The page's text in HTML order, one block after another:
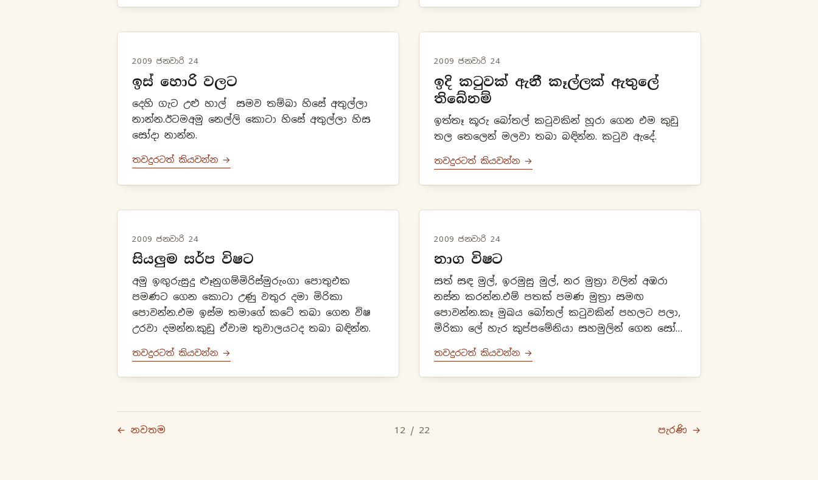
2009 ජනවාරි 24
ඉස් හොරි වලට
දෙහි ගැට උළු හාල් සමව තම්බා හිසේ අතුල්ලා
නාන්න.ඊටමඅමු නෙල්ලි කොටා හිසේ අතුල්ලා හිස
සෝදා නාන්න.
තවදුරටත් කියවන්න →
2009 ජනවාරි 24
ඉදි කටුවක් ඇනී කෑල්ලක් ඇතුලේ
තිබේනම්
ඉත්තෑ කූරු බෝතල් කටුවකින් හූරා ගෙන එම කුඩු
තල තෙලෙන් මලවා තබා බඳින්න. කටුව ඇදේ.
තවදුරටත් කියවන්න →
2009 ජනවාරි 24
සියලුම සර්ප විෂට
අමු ඉඟුරුසුදු ළූනුගම්මිරිස්මුරුංගා පොතුඑක
පමණට ගෙන කොටා උණු වතුර දමා මිරිකා
පොවන්න.එම ඉස්ම තමාගේ කටේ තබා ගෙන විෂ
උරවා දමන්න.කුඩු ඒවාම තුවාලයටද තබා බඳින්න.
තවදුරටත් කියවන්න →
2009 ජනවාරි 24
නාග විෂට
සත් සඳ මුල්, ඉරමුසු මුල්, නර මුත්‍රා වලින් අඹරා
නස්න කරන්න.එම් පතක් පමණ මුත්‍රා සමඟ
පොවන්න.කෑ මුඛය බෝතල් කටුවකින් පහලට පලා,
මිරිකා ලේ හැර කුප්පමේනියා සහමුලින් ගෙන සෝදා
අමු කහ දෙහි ගැට සමඟ කොටා බඳින්න.ඊටම වේ
බඩ තලා හීන...
තවදුරටත් කියවන්න →
← නවතම 12 / 22 පැරණි →